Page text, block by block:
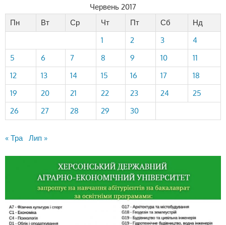
Червень 2017
Пн
Вт Ср Чт Пт Сб
Нд
1
2 3
4
5
6 7 8 9 10
11
12
13 14 15 16 17
18
19
20 21 22 23 24
25
26
27 28 29 30
« Тра Лип »